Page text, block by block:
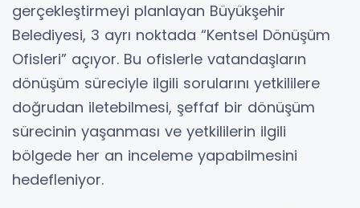
gerçekleştirmeyi planlayan Büyükşehir
Belediyesi, 3 ayrı noktada “Kentsel Dönüşüm
Ofisleri” açıyor. Bu ofislerle vatandaşların
dönüşüm süreciyle ilgili sorularını yetkililere
doğrudan iletebilmesi, şeffaf bir dönüşüm
sürecinin yaşanması ve yetkililerin ilgili
bölgede her an inceleme yapabilmesini
hedefleniyor.